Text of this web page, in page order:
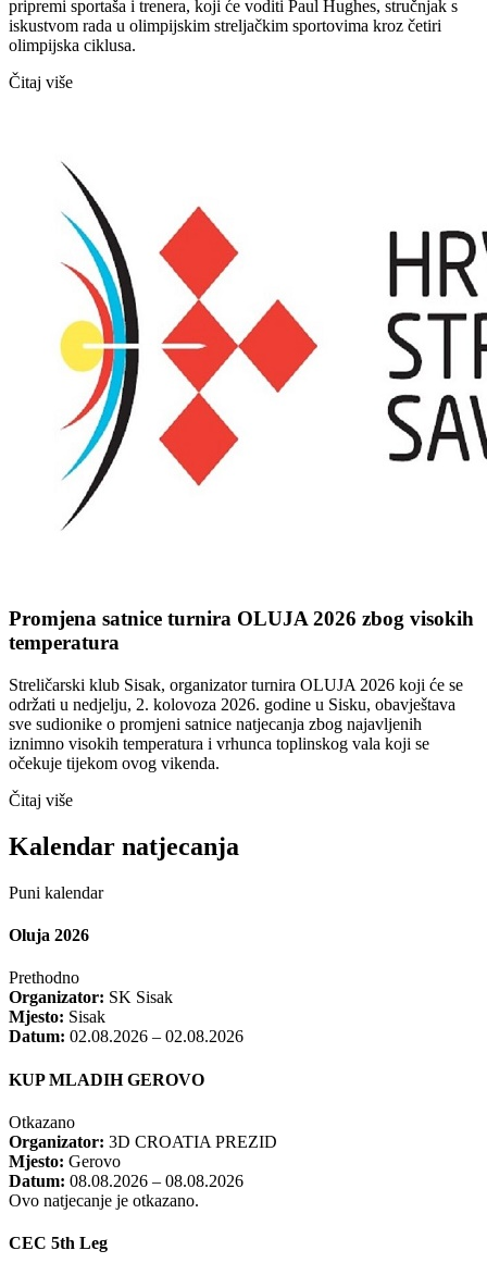
pripremi sportaša i trenera, koji će voditi Paul Hughes, stručnjak s
iskustvom rada u olimpijskim streljačkim sportovima kroz četiri
olimpijska ciklusa.
Čitaj više
Promjena satnice turnira OLUJA 2026 zbog visokih
temperatura
Streličarski klub Sisak, organizator turnira OLUJA 2026 koji će se
održati u nedjelju, 2. kolovoza 2026. godine u Sisku, obavještava
sve sudionike o promjeni satnice natjecanja zbog najavljenih
iznimno visokih temperatura i vrhunca toplinskog vala koji se
očekuje tijekom ovog vikenda.
Čitaj više
Kalendar natjecanja
Puni kalendar
Oluja 2026
Prethodno
Organizator: SK Sisak
Mjesto: Sisak
Datum: 02.08.2026 – 02.08.2026
KUP MLADIH GEROVO
Otkazano
Organizator: 3D CROATIA PREZID
Mjesto: Gerovo
Datum: 08.08.2026 – 08.08.2026
Ovo natjecanje je otkazano.
CEC 5th Leg